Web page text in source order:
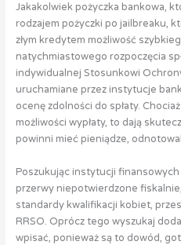
Jakakolwiek pożyczka bankowa,
rodzajem pożyczki po jailbreaku,
złym kredytem możliwość
natychmiastowego rozpoczęcia
indywidualnej Stosunkowi
uruchamiane przez instytucje
ocenę zdolności do spłaty.
możliwości wypłaty, to dają
powinni mieć pieniądze,
Poszukując instytucji
przerwy niepotwierdzone
standardy kwalifikacji kobiet,
RRSO. Oprócz tego wyszukaj
wpisać, ponieważ są to dowód,